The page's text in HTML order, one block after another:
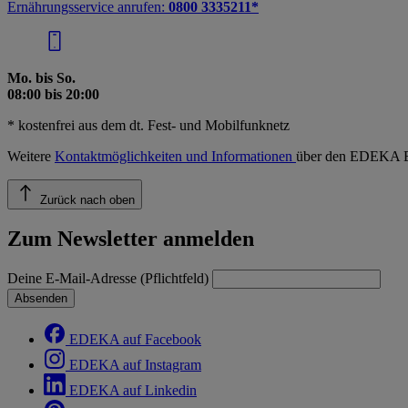
Ernährungsservice anrufen: 0800 3335211*
Mo. bis So.
08:00 bis 20:00
* kostenfrei aus dem dt. Fest- und Mobilfunknetz
Weitere Kontaktmöglichkeiten und Informationen über den EDEKA
Zurück nach oben
Zum Newsletter anmelden
Deine E-Mail-Adresse (Pflichtfeld)
Absenden
EDEKA auf Facebook
EDEKA auf Instagram
EDEKA auf Linkedin